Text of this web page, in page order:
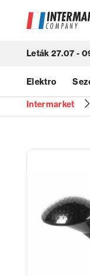
Leták 27.07 -
Elektro
Intermarket